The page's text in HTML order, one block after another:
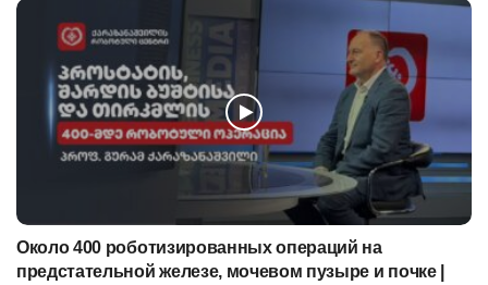
Около 400 роботизированных операций на
предстательной железе, мочевом пузыре и почке |